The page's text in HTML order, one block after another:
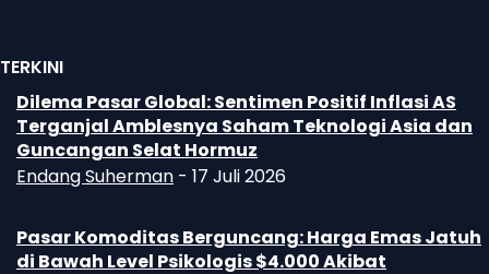
TERKINI
Dilema Pasar Global: Sentimen Positif Inflasi AS
Terganjal Amblesnya Saham Teknologi Asia dan
Guncangan Selat Hormuz
Endang Suherman - 17 Juli 2026
Pasar Komoditas Berguncang: Harga Emas Jatuh
di Bawah Level Psikologis $4.000 Akibat